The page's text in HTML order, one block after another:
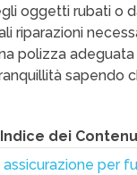
oggetti rubati o
riparazioni
polizza
sapendo
Indice dei
assicurazione per